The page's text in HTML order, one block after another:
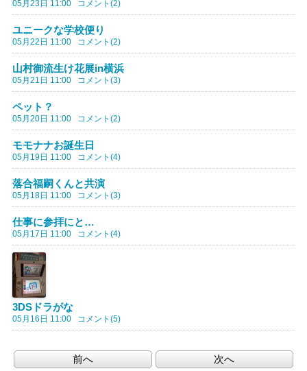
05月23日 11:00 コメント(2)
ユニークな学校便り
05月22日 11:00 コメント(2)
山村御流生け花展in横浜
05月21日 11:00 コメント(3)
ペット？
05月20日 11:00 コメント(2)
モモナナお誕生日
05月19日 11:00 コメント(4)
落合福嗣くんと共演
05月18日 11:00 コメント(3)
仕事に参拝にと…
05月17日 11:00 コメント(4)
3DSドラがな
05月16日 11:00 コメント(5)
前へ 次へ